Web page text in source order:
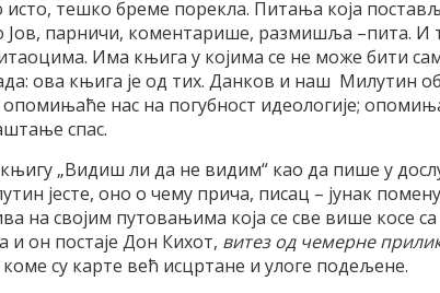
тешко бреме порекла. Питања која
Јов, парничи, коментарише, размишља –пита. И
Има књига у којима се не може бити
ова књига је од тих. Данков и наш Милутин
нас на погубност идеологије;
спас.
књигу „Видиш ли да не видим“ као да пише у
јесте, оно о чему прича, писац – јунак
на својим путовањима која се све више косе
и он постаје Дон Кихот, витез од чемерне
коме су карте већ исцртане и улоге подељене.